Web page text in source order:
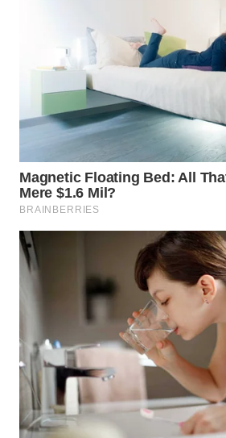
SUKABUMI
WN
PURWAKARTA
PRIANGAN
TIMUR
WN
SEMARANG
WN
BOROBUDUR
WN
MADURA